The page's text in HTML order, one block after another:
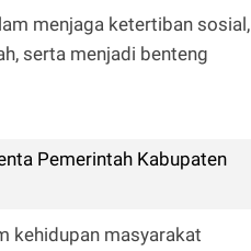
menjaga ketertiban sosial,
serta menjadi benteng
Pemerintah Kabupaten
kehidupan masyarakat